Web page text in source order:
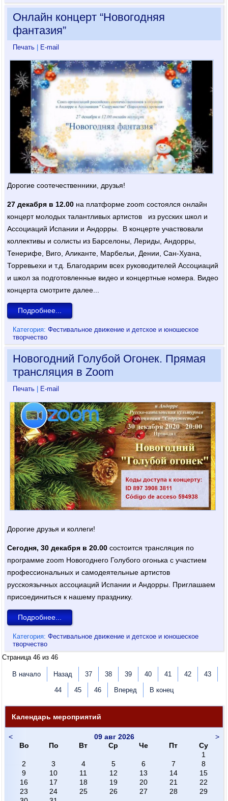
Онлайн концерт “Новогодняя
фантазия”
Печать | E-mail
Дорогие соотечественники, друзья!
27 декабря в 12.00 на платформе zoom состоялся онлайн
концерт молодых талантливых артистов из русских школ и
Ассоциаций Испании и Андорры. В концерте участвовали
коллективы и солисты из Барселоны, Лериды, Андорры,
Тенерифе, Виго, Аликанте, Марбельи, Дении, Сан-Хуана,
Торревьехи и т.д. Благодарим всех руководителей Ассоциаций
и школ за подготовленные видео и концертные номера. Видео
концерта смотрите далее...
Подробнее...
Категория:Фестивальное движение и детское и юношеское
творчество
Новогодний Голубой Огонек. Прямая
трансляция в Zoom
Печать E-mail
Дорогие друзья и коллеги!
Сегодня, 30 декабря в 20.00 состоится трансляция по
программе zoom Новогоднего Голубого огонька с участием
профессиональных и самодеятельные артистов
русскоязычных ассоциаций Испании и Андорры. Приглашаем
присоединиться к нашему празднику.
Подробнее...
Категория:Фестивальное движение и детское и юношеское
творчество
Страница 46 из 46
В начало Назад 37 38 39 40 41 42 43
44 45 46 Вперед В конец
Календарь мероприятий
< >
09 авг 2026
Во
По Вт Ср Че Пт
Су
1
2
3 4 5 6 7
8
9
10 11 12 13 14
15
16
17 18 19 20 21
22
23
24 25 26 27 28
29